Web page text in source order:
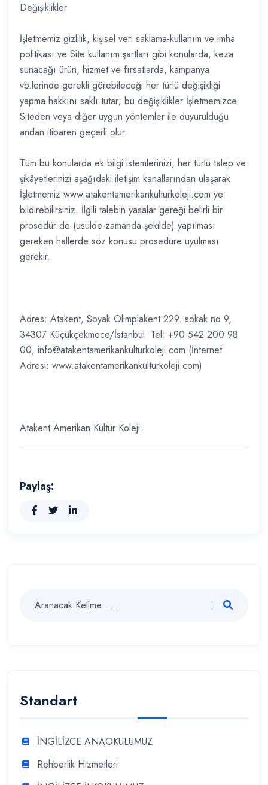
Değişiklikler
İşletmemiz gizlilik, kişisel veri saklama-kullanım ve imha
politikası ve Site kullanım şartları gibi konularda, keza
sunacağı ürün, hizmet ve fırsatlarda, kampanya
vb.lerinde gerekli görebileceği her türlü değişikliği
yapma hakkını saklı tutar; bu değişiklikler İşletmemizce
Siteden veya diğer uygun yöntemler ile duyurulduğu
andan itibaren geçerli olur.
Tüm bu konularda ek bilgi istemlerinizi, her türlü talep ve
şikâyetlerinizi aşağıdaki iletişim kanallarından ulaşarak
İşletmemiz www.atakentamerikankulturkoleji.com ye
bildirebilirsiniz. İlgili talebin yasalar gereği belirli bir
prosedür de (usulde-zamanda-şekilde) yapılması
gereken hallerde söz konusu prosedüre uyulması
gerekir.
Adres: Atakent, Soyak Olimpiakent 229. sokak no 9,
34307 Küçükçekmece/İstanbul Tel: +90 542 200 98
00, info@atakentamerikankulturkoleji.com (İnternet
Adresi: www.atakentamerikankulturkoleji.com)
Atakent Amerikan Kültür Koleji
Paylaş:
Standart
İNGİLİZCE ANAOKULUMUZ
Rehberlik Hizmetleri